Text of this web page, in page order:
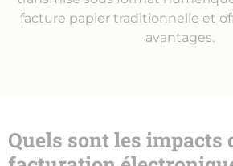
facture papier traditionnelle et
avantages.
Quels sont les impacts